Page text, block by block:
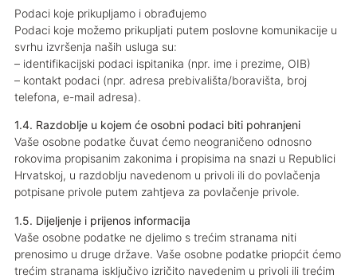
Podaci koje prikupljamo i obrađujemo
Podaci koje možemo prikupljati putem poslovne komunikacije u
svrhu izvršenja naših usluga su:
– identifikacijski podaci ispitanika (npr. ime i prezime, OIB)
– kontakt podaci (npr. adresa prebivališta/boravišta, broj
telefona, e-mail adresa).
1.4. Razdoblje u kojem će osobni podaci biti pohranjeni
Vaše osobne podatke čuvat ćemo neograničeno odnosno
rokovima propisanim zakonima i propisima na snazi u Republici
Hrvatskoj, u razdoblju navedenom u privoli ili do povlačenja
potpisane privole putem zahtjeva za povlačenje privole.
1.5. Dijeljenje i prijenos informacija
Vaše osobne podatke ne djelimo s trećim stranama niti
prenosimo u druge države. Vaše osobne podatke priopćit ćemo
trećim stranama isključivo izričito navedenim u privoli ili trećim